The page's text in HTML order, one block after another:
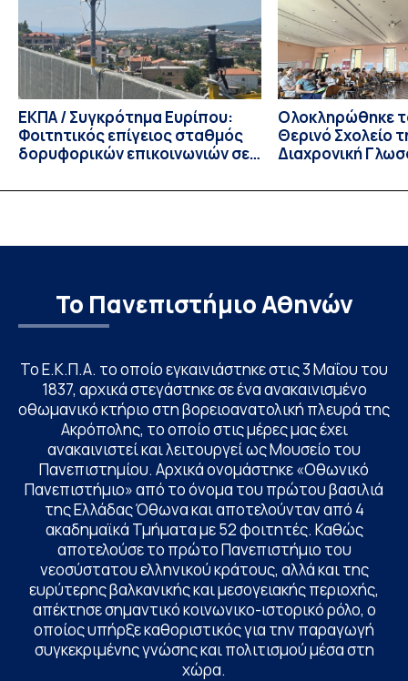
για το ακαδημαϊκό έτος 2026-2027, έως τη Δευτέρα 31
Αυγούστου 2026. […]
ΕΚΠΑ / Συγκρότημα Ευρίπου:
Φοιτητικός επίγειος σταθμός
δορυφορικών επικοινωνιών σε
Ολοκληρώθηκε
Θερινό Σχολείο
Διαχρονική
Linguistics in
Το Πανεπιστήμιο Αθηνών
Το Ε.Κ.Π.Α. το οποίο εγκαινιάστηκε στις 3 Μαΐου του
1837, αρχικά στεγάστηκε σε ένα ανακαινισμένο
οθωμανικό κτήριο στη βορειοανατολική πλευρά της
Ακρόπολης, το οποίο στις μέρες μας έχει
ανακαινιστεί και λειτουργεί ως Μουσείο του
Πανεπιστημίου. Αρχικά ονομάστηκε «Οθωνικό
Πανεπιστήμιο» από το όνομα του πρώτου βασιλιά
της Ελλάδας Όθωνα και αποτελούνταν από 4
ακαδημαϊκά Τμήματα με 52 φοιτητές. Καθώς
αποτελούσε το πρώτο Πανεπιστήμιο του
νεοσύστατου ελληνικού κράτους, αλλά και της
ευρύτερης βαλκανικής και μεσογειακής περιοχής,
απέκτησε σημαντικό κοινωνικο-ιστορικό ρόλο, ο
οποίος υπήρξε καθοριστικός για την παραγωγή
συγκεκριμένης γνώσης και πολιτισμού μέσα στη
χώρα.